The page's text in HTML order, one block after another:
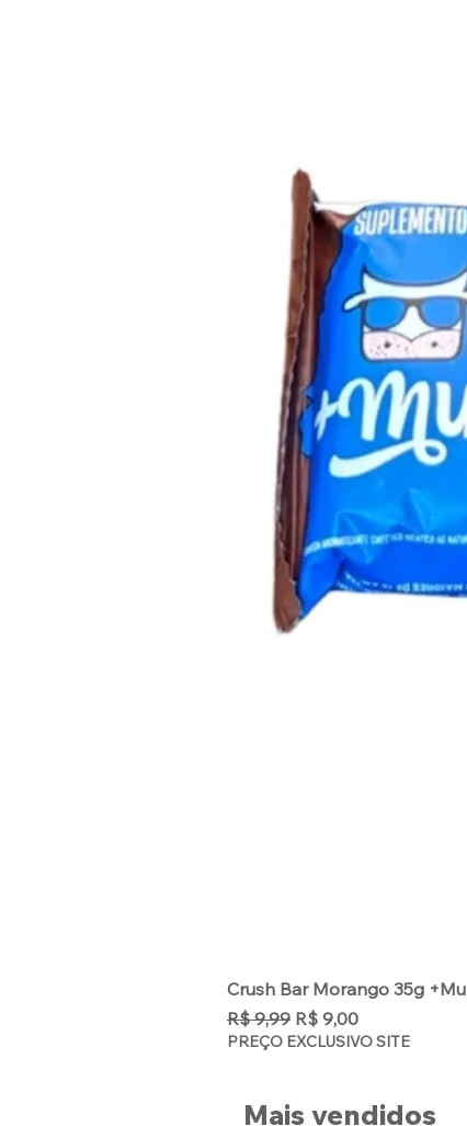
Crush Bar Morango 35g +Mu
Preço normal
R$ 9,99 Preço promocional
R$ 9,00
PREÇO EXCLUSIVO SITE
Mais vendidos